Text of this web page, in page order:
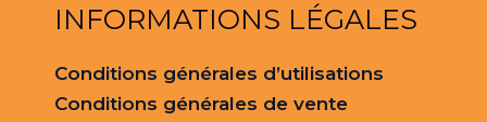
INFORMATIONS LÉGALES
Conditions générales d’utilisations
Conditions générales de vente